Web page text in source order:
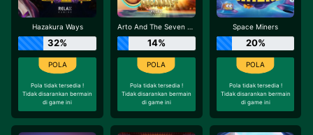
Hazakura Ways
32%
Pola tidak tersedia !
Tidak disarankan bermain
di game ini
Arto And The Seven Deadly Spins Megaways
14%
Pola tidak tersedia !
Tidak disarankan bermain
di game ini
Space Miners
20%
Pola tidak tersedia !
Tidak disarankan bermain
di game ini